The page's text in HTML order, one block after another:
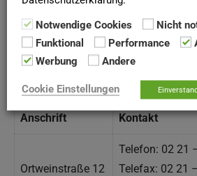
❮ 1 2
Kontaktmöglichkeiten
Anschrift Kontakt
Ortweinstraße 12
Telefon: 02 21
Telefax: 02 21
Notwendige Cookies
Nicht
Funktional
Performance
Werbung
Andere
Cookie Einstellungen